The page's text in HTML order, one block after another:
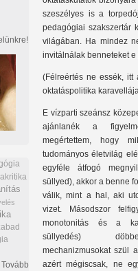
szeszélyes is a
pedagógiai szakszertár
világában. Ha mindez
invitálnálak benneteket
(Félreértés ne essék,
oktatáspolitika
E vízparti szeánsz
ajánlanék a
megértettem, hogy
tudományos életvilág
egyféle átfogó
süllyed), akkor a benne
válik, mint a hal, aki
vizet. Másodszor
monotonitás és a
süllyedés)
mechanizmusokat szül
azért mégiscsak, ne
Tovább